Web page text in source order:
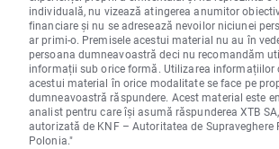
individuală, nu vizează atingerea anumitor
financiare și nu se adresează nevoilor niciunei
ar primi-o. Premisele acestui material nu au în
persoana dumneavoastră deci nu recomandăm
informații sub orice formă. Utilizarea informațiilor
acestui material în orice modalitate se face pe
dumneavoastră răspundere. Acest material este
analist pentru care își asumă răspunderea XTB
autorizată de KNF – Autoritatea de Supraveghere
Polonia."